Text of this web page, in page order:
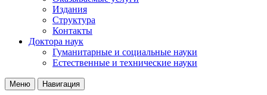
Издания
Структура
Контакты
Доктора наук
Гуманитарные и социальные науки
Естественные и технические науки
Меню Навигация